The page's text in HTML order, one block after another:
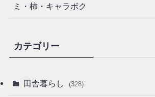
ミ・柿・キャラボク
カテゴリー
田舎暮らし (328)